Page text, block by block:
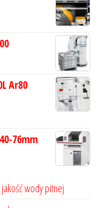
Ar80
76mm
wody pitnej